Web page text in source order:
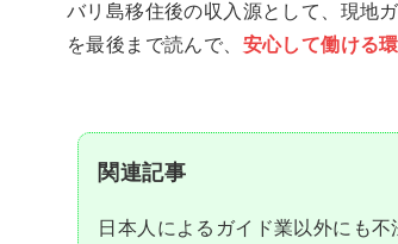
バリ島移住後の収入源として、現地
を最後まで読んで、 安心して働ける
関連記事
日本人によるガイド業以外にも